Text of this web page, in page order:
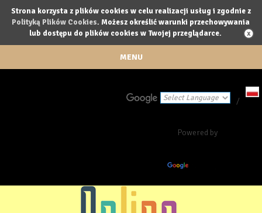
Strona korzysta z plików cookies w celu realizacji usług i zgodnie z
Polityką Plików Cookies. Możesz określić warunki przechowywania
lub dostępu do plików cookies w Twojej przeglądarce.
MENU
Powered by
/